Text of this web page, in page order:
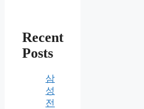
Recent
Posts
삼
성
전